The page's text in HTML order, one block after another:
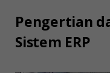
Pengertian
Sistem ERP